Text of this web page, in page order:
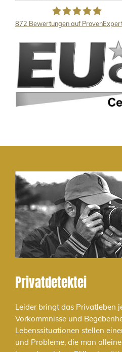
LB Detektive GmbH
872 Bewertungen auf
Privatdetektei
Leider bringt das Privatleben
Vorkommnisse und
Lebenssituationen stellen
und Probleme, die man